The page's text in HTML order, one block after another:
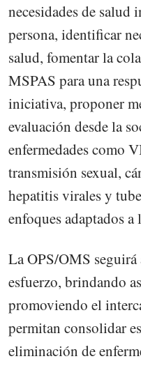
necesidades de salud
persona, identificar
salud, fomentar la
MSPAS para una
iniciativa, proponer
evaluación desde la
enfermedades como
transmisión sexual,
hepatitis virales y
enfoques adaptados a
La OPS/OMS seguirá
esfuerzo, brindando
promoviendo el
permitan consolidar
eliminación de